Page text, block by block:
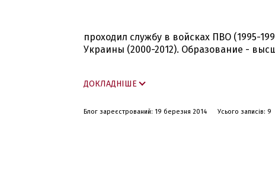
проходил службу в войсках ПВО (1995-
Украины (2000-2012). Образование -
политических исследований".
С 2 марта 2014 г - координатор группы
ДОКЛАДНІШЕ
Блог зареєстрований: 19 березня 2014 Усього записів: 9